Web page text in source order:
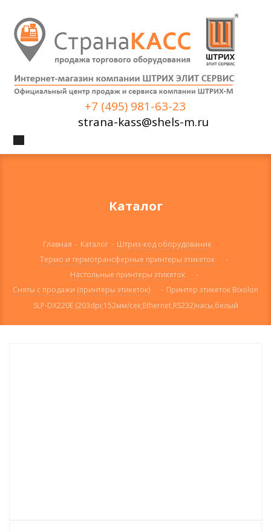
+7 (495) 981-63-23
strana-kass@shels-m.ru
Каталог
Главная - Каталог - Штрих-код оборудование
-
Термо и термотрансферные принтеры этикеток
-
Настольные принтеры этикеток
-
Сняты с продажи (принтеры этикеток)
- Принтер этикеток Bixolon
SLP-DX220E (203dpi;152мм/сек;Ethernet,RS232)часы,белый